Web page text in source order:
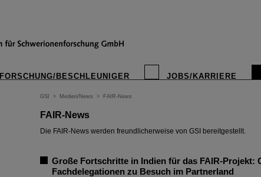
FORSCHUNG/BESCHLEUNIGER JOBS/KARRIERE
GSI > Medien/News > FAIR-News
FAIR-News
Die FAIR-News werden freundlicherweise von GSI bereitgestellt.
Große Fortschritte in Indien für das FAIR-Projekt:
Fachdelegationen zu Besuch im Partnerland